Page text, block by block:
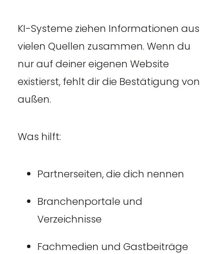
KI-Systeme ziehen Informationen aus
vielen Quellen zusammen. Wenn du
nur auf deiner eigenen Website
existierst, fehlt dir die Bestätigung von
außen.
Was hilft:
Partnerseiten, die dich nennen
Branchenportale und
Verzeichnisse
Fachmedien und Gastbeiträge